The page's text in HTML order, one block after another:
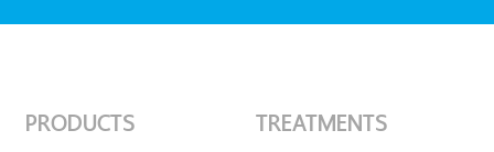
PRODUCTS TREATMENTS